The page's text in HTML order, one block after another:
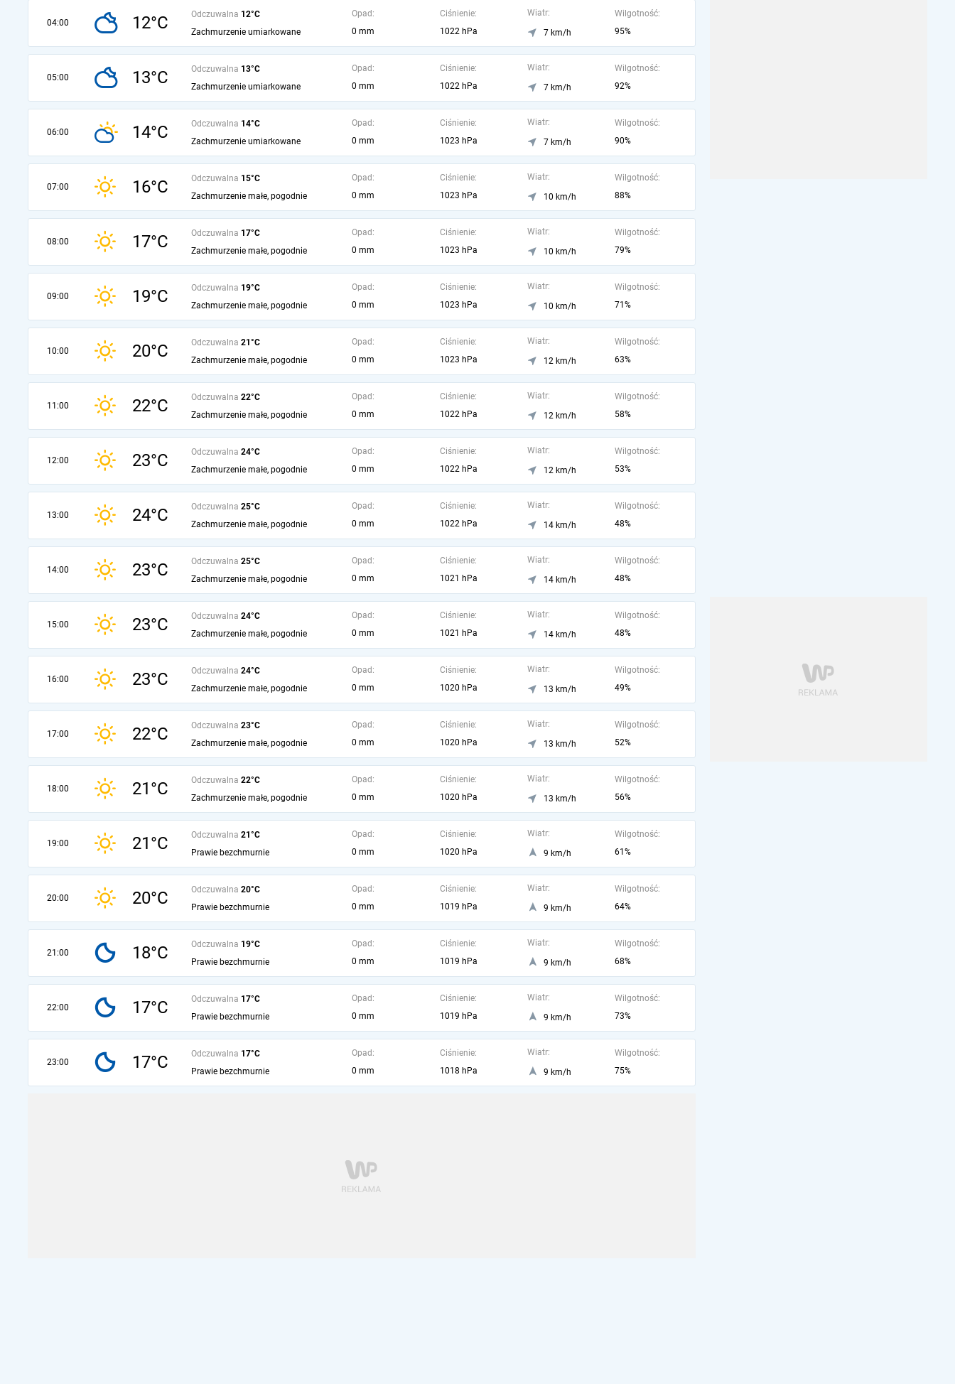
04:00 12°C Odczuwalna 12°C
Zachmurzenie umiarkowane
Opad:
0 mm
Ciśnienie:
1022 hPa
Wiatr:
7 km/h
Wilgotność:
95%
05:00 13°C Odczuwalna 13°C
Zachmurzenie umiarkowane
Opad:
0 mm
Ciśnienie:
1022 hPa
Wiatr:
7 km/h
Wilgotność:
92%
06:00 14°C Odczuwalna 14°C
Zachmurzenie umiarkowane
Opad:
0 mm
Ciśnienie:
1023 hPa
Wiatr:
7 km/h
Wilgotność:
90%
07:00 16°C Odczuwalna 15°C
Zachmurzenie małe, pogodnie
Opad:
0 mm
Ciśnienie:
1023 hPa
Wiatr:
10 km/h
Wilgotność:
88%
08:00 17°C Odczuwalna 17°C
Zachmurzenie małe, pogodnie
Opad:
0 mm
Ciśnienie:
1023 hPa
Wiatr:
10 km/h
Wilgotność:
79%
09:00 19°C Odczuwalna 19°C
Zachmurzenie małe, pogodnie
Opad:
0 mm
Ciśnienie:
1023 hPa
Wiatr:
10 km/h
Wilgotność:
71%
10:00 20°C Odczuwalna 21°C
Zachmurzenie małe, pogodnie
Opad:
0 mm
Ciśnienie:
1023 hPa
Wiatr:
12 km/h
Wilgotność:
63%
11:00 22°C Odczuwalna 22°C
Zachmurzenie małe, pogodnie
Opad:
0 mm
Ciśnienie:
1022 hPa
Wiatr:
12 km/h
Wilgotność:
58%
12:00 23°C Odczuwalna 24°C
Zachmurzenie małe, pogodnie
Opad:
0 mm
Ciśnienie:
1022 hPa
Wiatr:
12 km/h
Wilgotność:
53%
13:00 24°C Odczuwalna 25°C
Zachmurzenie małe, pogodnie
Opad:
0 mm
Ciśnienie:
1022 hPa
Wiatr:
14 km/h
Wilgotność:
48%
14:00 23°C Odczuwalna 25°C
Zachmurzenie małe, pogodnie
Opad:
0 mm
Ciśnienie:
1021 hPa
Wiatr:
14 km/h
Wilgotność:
48%
15:00 23°C Odczuwalna 24°C
Zachmurzenie małe, pogodnie
Opad:
0 mm
Ciśnienie:
1021 hPa
Wiatr:
14 km/h
Wilgotność:
48%
16:00 23°C Odczuwalna 24°C
Zachmurzenie małe, pogodnie
Opad:
0 mm
Ciśnienie:
1020 hPa
Wiatr:
13 km/h
Wilgotność:
49%
17:00 22°C Odczuwalna 23°C
Zachmurzenie małe, pogodnie
Opad:
0 mm
Ciśnienie:
1020 hPa
Wiatr:
13 km/h
Wilgotność:
52%
18:00 21°C Odczuwalna 22°C
Zachmurzenie małe, pogodnie
Opad:
0 mm
Ciśnienie:
1020 hPa
Wiatr:
13 km/h
Wilgotność:
56%
19:00 21°C Odczuwalna 21°C
Prawie bezchmurnie
Opad:
0 mm
Ciśnienie:
1020 hPa
Wiatr:
9 km/h
Wilgotność:
61%
20:00 20°C Odczuwalna 20°C
Prawie bezchmurnie
Opad:
0 mm
Ciśnienie:
1019 hPa
Wiatr:
9 km/h
Wilgotność:
64%
21:00 18°C Odczuwalna 19°C
Prawie bezchmurnie
Opad:
0 mm
Ciśnienie:
1019 hPa
Wiatr:
9 km/h
Wilgotność:
68%
22:00 17°C Odczuwalna 17°C
Prawie bezchmurnie
Opad:
0 mm
Ciśnienie:
1019 hPa
Wiatr:
9 km/h
Wilgotność:
73%
23:00 17°C Odczuwalna 17°C
Prawie bezchmurnie
Opad:
0 mm
Ciśnienie:
1018 hPa
Wiatr:
9 km/h
Wilgotność:
75%